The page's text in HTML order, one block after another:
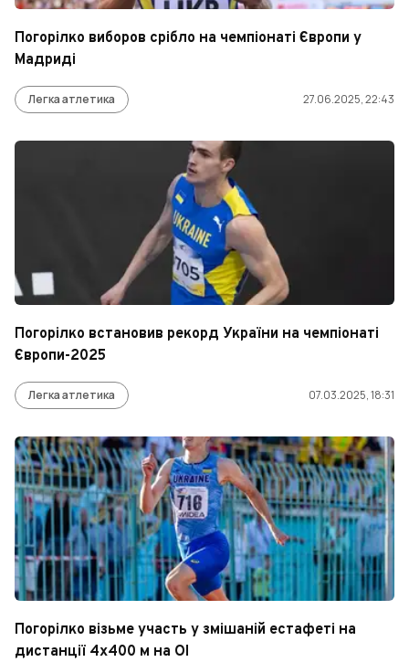
Погорілко виборов срібло на чемпіонаті Європи у
Мадриді
Легка атлетика 27.06.2025, 22:43
Погорілко встановив рекорд України на чемпіонаті
Європи-2025
Легка атлетика 07.03.2025, 18:31
Погорілко візьме участь у змішаній естафеті на
дистанції 4х400 м на ОІ